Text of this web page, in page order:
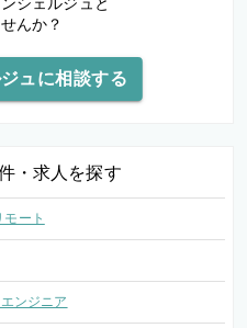
んか？
ュに相談する
・求人を探す
モート
ンジニア